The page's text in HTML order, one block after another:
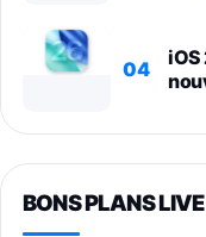
04
BONS PLANS